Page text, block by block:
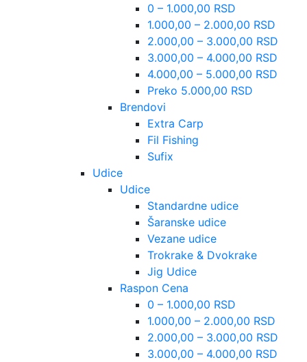
0 – 1.000,00 RSD
1.000,00 – 2.000,00 RSD
2.000,00 – 3.000,00 RSD
3.000,00 – 4.000,00 RSD
4.000,00 – 5.000,00 RSD
Preko 5.000,00 RSD
Brendovi
Extra Carp
Fil Fishing
Sufix
Udice
Udice
Standardne udice
Šaranske udice
Vezane udice
Trokrake & Dvokrake
Jig Udice
Raspon Cena
0 – 1.000,00 RSD
1.000,00 – 2.000,00 RSD
2.000,00 – 3.000,00 RSD
3.000,00 – 4.000,00 RSD